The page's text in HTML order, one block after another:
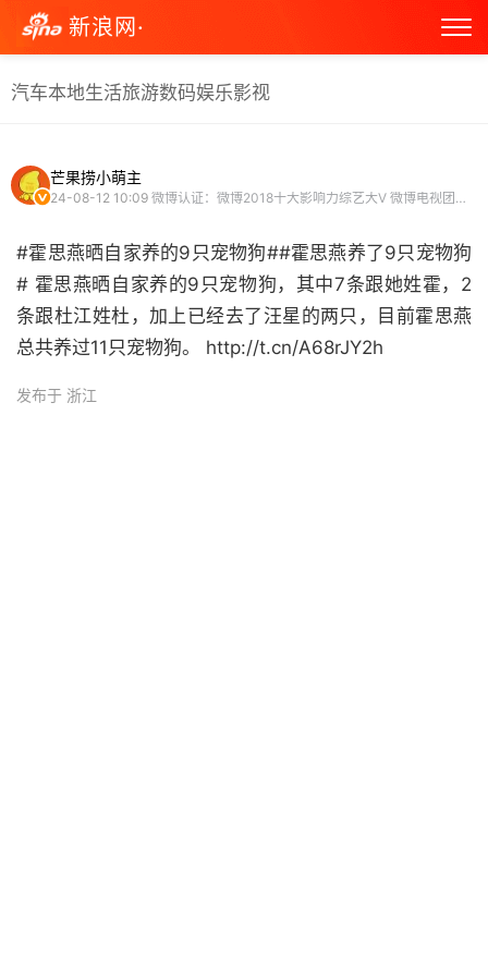
新浪网·
汽车本地生活旅游数码娱乐影视
芒果捞小萌主
24-08-12 10:09 微博认证：微博2018十大影响力综艺大V 微博电视团成员 娱乐博主
#霍思燕晒自家养的9只宠物狗##霍思燕养了9只宠物狗
# 霍思燕晒自家养的9只宠物狗，其中7条跟她姓霍，2
条跟杜江姓杜，加上已经去了汪星的两只，目前霍思燕
总共养过11只宠物狗。 http://t.cn/A68rJY2h ​
发布于 浙江